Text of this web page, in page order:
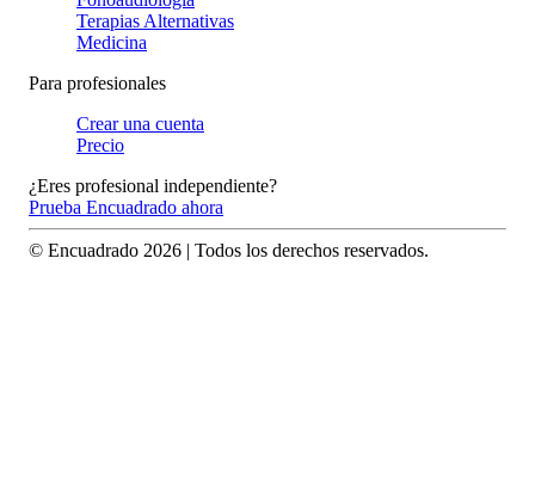
Terapias Alternativas
Medicina
Para profesionales
Crear una cuenta
Precio
¿Eres profesional independiente?
Prueba Encuadrado ahora
© Encuadrado 2026 | Todos los derechos reservados.